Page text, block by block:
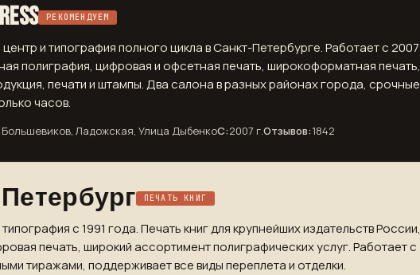
РЕКОМЕНДУЕМ
и типография полного цикла в Санкт-Петербурге. Работает с 2007
полиграфия, цифровая и офсетная печать, широкоформатная печать,
печати и штампы. Два салона в разных районах города, срочные
часов.
Ладожская, Улица ДыбенкоС:2007 г.Отзывов:1842
ПЕЧАТЬ КНИГ
с 1991 года. Печать книг для крупнейших издательств России,
печать, широкий ассортимент полиграфических услуг. Работает с
тиражами, поддерживает все виды переплета и отделки.